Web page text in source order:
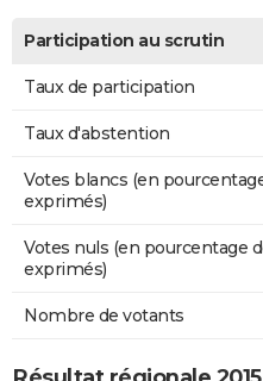
Participation au scrutin
Taux de participation
Taux d'abstention
Votes blancs (en
exprimés)
Votes nuls (en pourcentage
exprimés)
Nombre de votants